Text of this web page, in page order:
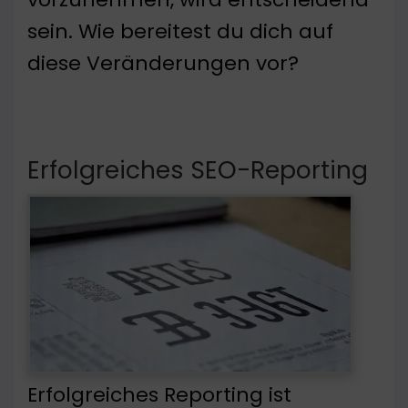
sein. Wie bereitest du dich auf
diese Veränderungen vor?
Erfolgreiches SEO-Reporting
Erfolgreiches Reporting ist